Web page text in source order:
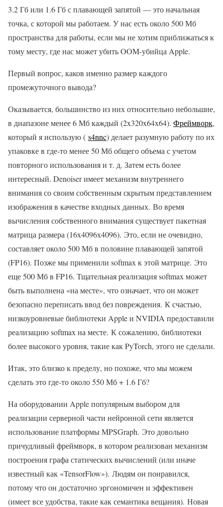
3.2 Гб или 1.6 Гб с плавающей запятой — это начальная
точка, с которой мы работаем. У нас есть около 500 Мб
пространства для работы, если мы не хотим приближаться к
тому месту, где нас может убить OOM-убийца Apple.
Первый вопрос, каков именно размер каждого
промежуточного вывода?
Оказывается, большинство из них относительно небольшие,
в диапазоне менее 6 Мб каждый (2x320x64x64). Фреймворк,
который я использую ( s4nnc) делает разумную работу по их
упаковке в где-то менее 50 Мб общего объема с учетом
повторного использования и т. д. Затем есть более
интересный. Denoiser имеет механизм внутреннего
внимания со своим собственным скрытым представлением
изображения в качестве входных данных. Во время
вычисления собственного внимания существует пакетная
матрица размера (16x4096x4096). Это, если не очевидно,
составляет около 500 Мб в половине плавающей запятой
(FP16). Позже мы применили softmax к этой матрице. Это
еще 500 Мб в FP16. Тщательная реализация softmax может
быть выполнена «на месте», что означает, что он может
безопасно переписать ввод без повреждения. К счастью,
низкоуровневые библиотеки Apple и NVIDIA предоставили
реализацию softmax на месте. К сожалению, библиотеки
более высокого уровня, такие как PyTorch, этого не сделали.
Итак, это близко к пределу, но похоже, что мы можем
сделать это где-то около 550 Мб + 1.6 Гб?
На оборудовании Apple популярным выбором для
реализации серверной части нейронной сети является
использование платформы MPSGraph. Это довольно
причудливый фреймворк, в котором реализован механизм
построения графа статических вычислений (или иначе
известный как «TensorFlow»). Людям он понравился,
потому что он достаточно эргономичен и эффективен
(имеет все удобства, такие как семантика вещания). Новая